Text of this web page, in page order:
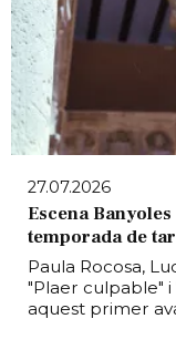
27.07.2026
Escena
temporada de
Paula Rocosa,
"Plaer culpable"
aquest primer